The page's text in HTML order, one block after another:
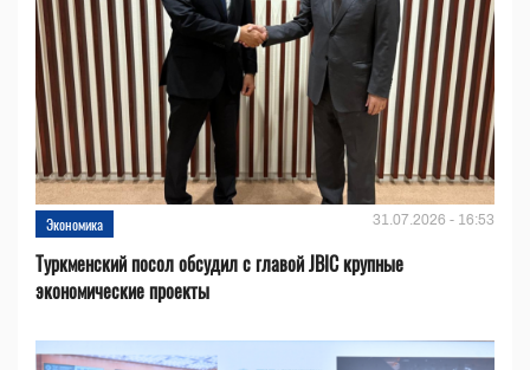
Экономика 31.07.2026 - 16:53
Туркменский посол обсудил с главой JBIC крупные
экономические проекты